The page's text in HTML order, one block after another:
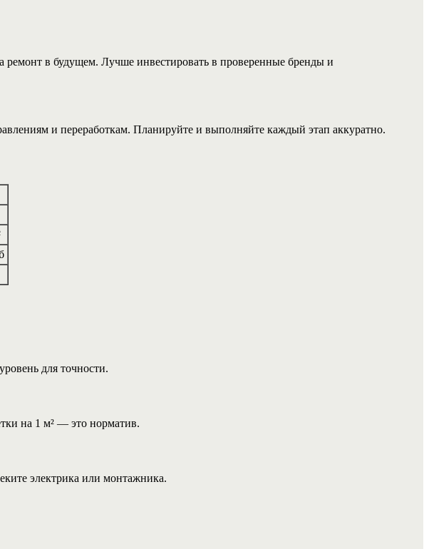
ремонт в будущем. Лучше инвестировать в проверенные бренды и
и переработкам. Планируйте и выполняйте каждый этап аккуратно.
для точности.
на 1 м² — это норматив.
электрика или монтажника.